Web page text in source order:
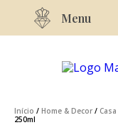
Menu
Início / Home & Decor / Casa
250ml